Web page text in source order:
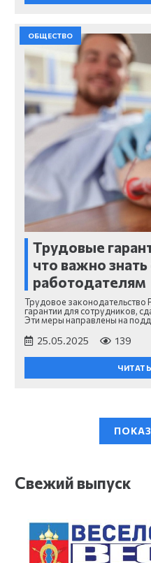
ОБЩЕСТВО
Трудовые
что важно
работодателям
Трудовое
гарантии для сотрудников,
Эти меры направлены на
25.05.2025 139
Свежий выпуск